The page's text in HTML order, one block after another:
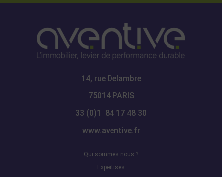
14, rue Delambre
75014 PARIS
33 (0)1 84 17 48 30
www.aventive.fr
Qui sommes nous ?
Expertises